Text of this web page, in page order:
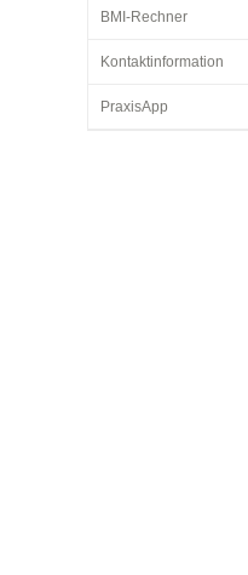
BMI-Rechner
Kontaktinformation
PraxisApp